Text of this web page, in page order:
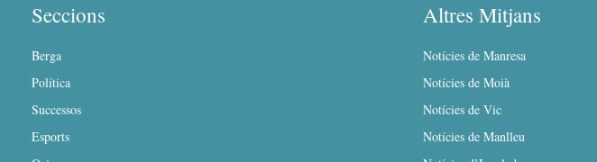
Seccions
Berga
Política
Successos
Esports
Altres Mitjans
Notícies de Manresa
Notícies de Moià
Notícies de Vic
Notícies de Manlleu